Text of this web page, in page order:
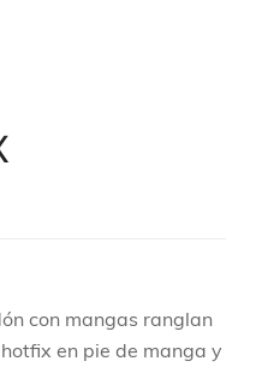
con mangas ranglan
en pie de manga y